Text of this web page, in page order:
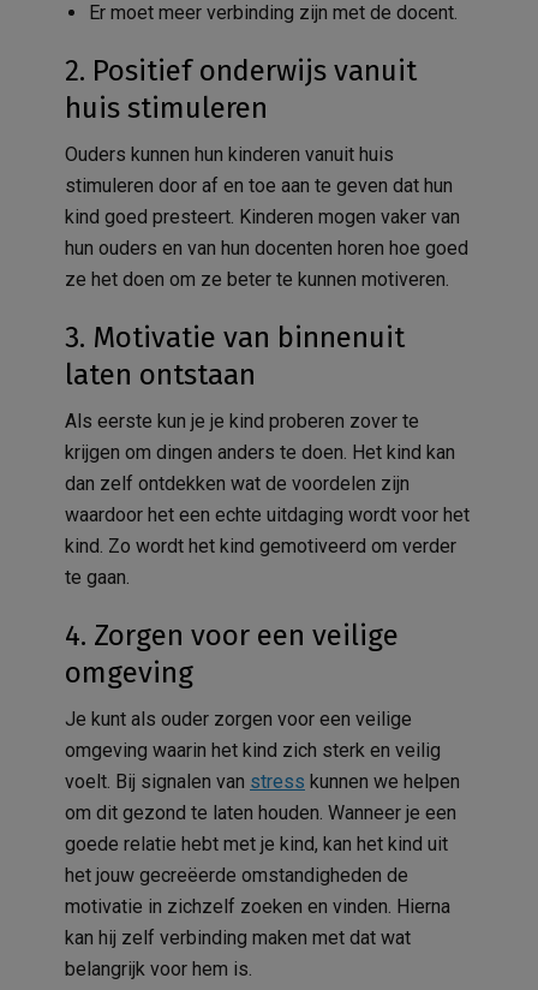
Er moet meer verbinding zijn met de docent.
2. Positief onderwijs vanuit
huis stimuleren
Ouders kunnen hun kinderen vanuit huis
stimuleren door af en toe aan te geven dat hun
kind goed presteert. Kinderen mogen vaker van
hun ouders en van hun docenten horen hoe goed
ze het doen om ze beter te kunnen motiveren.
3. Motivatie van binnenuit
laten ontstaan
Als eerste kun je je kind proberen zover te
krijgen om dingen anders te doen. Het kind kan
dan zelf ontdekken wat de voordelen zijn
waardoor het een echte uitdaging wordt voor het
kind. Zo wordt het kind gemotiveerd om verder
te gaan.
4. Zorgen voor een veilige
omgeving
Je kunt als ouder zorgen voor een veilige
omgeving waarin het kind zich sterk en veilig
voelt. Bij signalen van stress kunnen we helpen
om dit gezond te laten houden. Wanneer je een
goede relatie hebt met je kind, kan het kind uit
het jouw gecreëerde omstandigheden de
motivatie in zichzelf zoeken en vinden. Hierna
kan hij zelf verbinding maken met dat wat
belangrijk voor hem is.